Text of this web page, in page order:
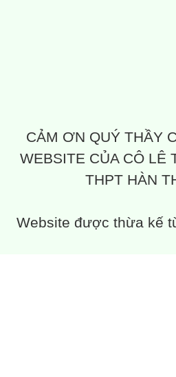
CẢM ƠN QUÝ THẦY
WEBSITE CỦA CÔ LÊ
THPT HÀN
Website được thừa kế